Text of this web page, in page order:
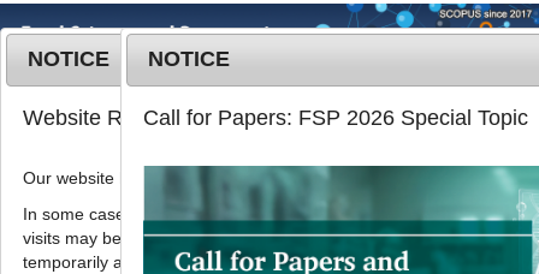
T
o
g
l
e
MENU
Korean J. Food Preserv. 2020
27( 1):66-73
pISSN: 1738-7248, eISSN: 2287-7428
DOI:https://doi.org/10.11002/kjfp.2020.27.1.66
NOTICE
Website Renewal Notice
Our website has recently been renewed.
In some cases, images, CSS files, or other settings saved in your
visits may be reused instead of downloading the latest files. As a
temporarily appear incorrectly or may not display properly.
NOTICE
Call for Papers: FSP 2026 Special Topic